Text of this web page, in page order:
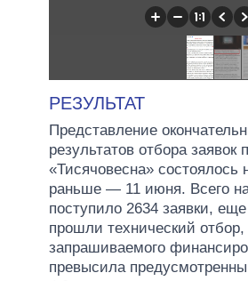
РЕЗУЛЬТАТ
Представление
результатов отбора заявок
«Тисячовесна» состоялось
раньше — 11 июня. Всего
поступило 2634 заявки,
прошли технический
запрашиваемого
превысила